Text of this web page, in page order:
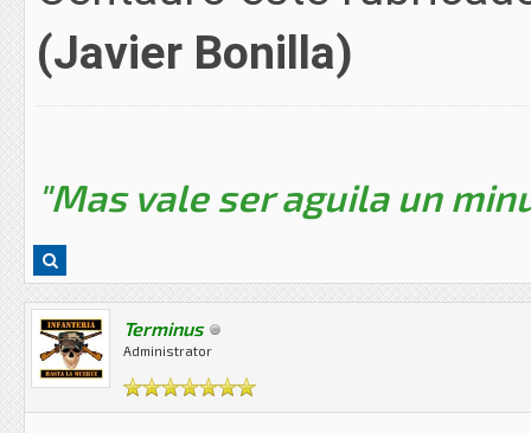
(Javier Bonilla)
"Mas vale ser aguila un
Terminus
Administrator